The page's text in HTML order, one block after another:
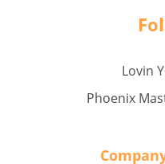
Lovin
Phoenix